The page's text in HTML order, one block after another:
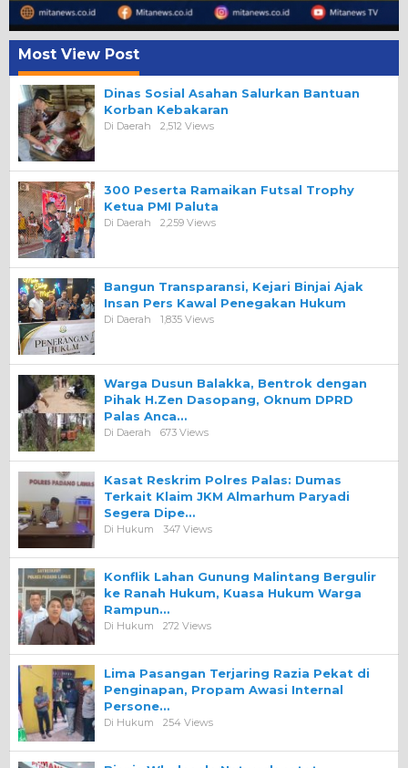
Most View Post
Dinas Sosial Asahan Salurkan Bantuan
Korban Kebakaran
Di Daerah 2,512 Views
300 Peserta Ramaikan Futsal Trophy
Ketua PMI Paluta
Di Daerah 2,259 Views
Bangun Transparansi, Kejari Binjai Ajak
Insan Pers Kawal Penegakan Hukum
Di Daerah 1,835 Views
Warga Dusun Balakka, Bentrok dengan
Pihak H.Zen Dasopang, Oknum DPRD
Palas Anca…
Di Daerah 673 Views
Kasat Reskrim Polres Palas: Dumas
Terkait Klaim JKM Almarhum Paryadi
Segera Dipe…
Di Hukum 347 Views
Konflik Lahan Gunung Malintang Bergulir
ke Ranah Hukum, Kuasa Hukum Warga
Rampun…
Di Hukum 272 Views
Lima Pasangan Terjaring Razia Pekat di
Penginapan, Propam Awasi Internal
Persone…
Di Hukum 254 Views